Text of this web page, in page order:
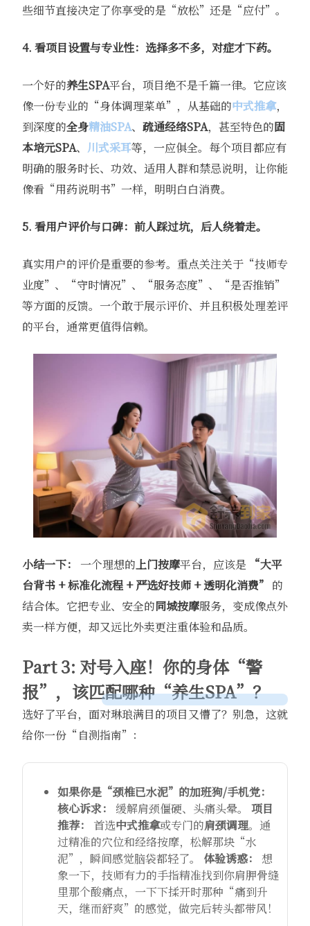
些细节直接决定了你享受的是“放松”还是“应付”。
4. 看项目设置与专业性：选择多不多，对症才下药。
一个好的养生SPA平台，项目绝不是千篇一律。它应该
像一份专业的“身体调理菜单”，从基础的中式推拿，
到深度的全身精油SPA、 疏通经络SPA，甚至特色的固
本培元SPA、 川式采耳等，一应俱全。每个项目都应有
明确的服务时长、功效、适用人群和禁忌说明，让你能
像看“用药说明书”一样，明明白白消费。
5. 看用户评价与口碑：前人踩过坑，后人绕着走。
真实用户的评价是重要的参考。重点关注关于“技师专
业度”、“守时情况”、“服务态度”、“是否推销”
等方面的反馈。一个敢于展示评价、并且积极处理差评
的平台，通常更值得信赖。
小结一下： ​ 一个理想的 上门按摩平台，应该是
“大平
台背书 + 标准化流程 + 严选好技师 + 透明化消费” ​ 的
结合体。它把专业、安全的同城按摩服务，变成像点外
卖一样方便，却又远比外卖更注重体验和品质。
Part 3: 对号入座！你的身体“警
报”，该匹配哪种“养生SPA”？
选好了平台，面对琳琅满目的项目又懵了？别急，这就
给你一份“自测指南”：
如果你是“颈椎已水泥”的加班狗/手机党：
核心诉求：
​ 缓解肩颈僵硬、头痛头晕。 项目
推荐：
​ 首选中式推拿或专门的肩颈调理。通
过精准的穴位和经络按摩，松解那块“水
泥”，瞬间感觉脑袋都轻了。 体验诱惑：
​ 想
象一下，技师有力的手指精准找到你肩胛骨缝
里那个酸痛点，一下下揉开时那种“痛到升
天，继而舒爽”的感觉，做完后转头都带风！